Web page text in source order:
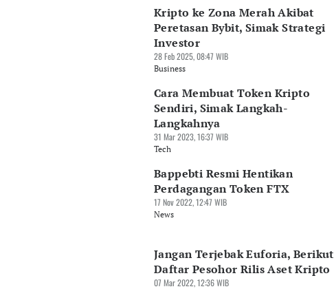
Kripto ke Zona Merah Akibat
Peretasan Bybit, Simak Strategi
Investor
28 Feb 2025, 08:47 WIB
Business
Cara Membuat Token Kripto
Sendiri, Simak Langkah-
Langkahnya
31 Mar 2023, 16:37 WIB
Tech
Bappebti Resmi Hentikan
Perdagangan Token FTX
17 Nov 2022, 12:47 WIB
News
Jangan Terjebak Euforia, Berikut
Daftar Pesohor Rilis Aset Kripto
07 Mar 2022, 12:36 WIB